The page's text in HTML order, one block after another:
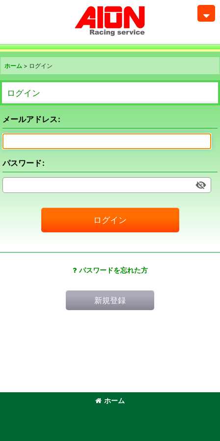
ホーム > ログイン
ログイン
メールアドレス:
パスワード:
ログイン
パスワードを忘れた方
新規登録
ホーム